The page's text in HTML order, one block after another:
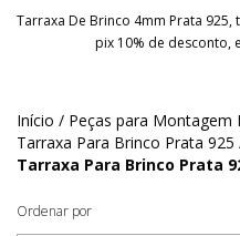
Tarraxa De Brinco 4mm Prata
pix 10% de desconto,
Início / Peças para Montagem
Tarraxa Para Brinco Prata 925
Tarraxa Para Brinco Prata
Ordenar por